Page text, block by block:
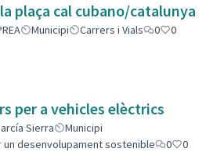
plaça cal cubano/catalunya
Municipi Carrers i Vials 0
0
per a vehicles elèctrics
Sierra
Municipi
un desenvolupament sostenible
0
0